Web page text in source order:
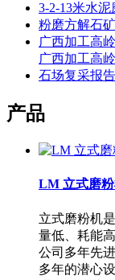
3-2-13米水
粉磨方解石
广西加工高
广西加工高
石场复采报告
产品
LM 立式磨
立式磨粉机
量低、耗能
公司多年先
多年的潜心